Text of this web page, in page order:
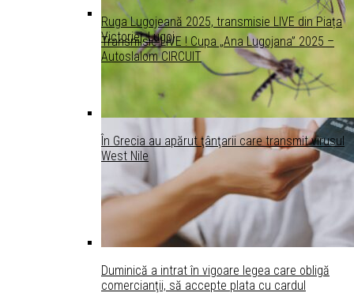
Duminică a intrat în vigoare legea care obligă
comercianţii, să accepte plata cu cardul
În Grecia au apărut ţânţarii care transmit virusul
West Nile
Transmisie LIVE ! Cupa „Ana Lugojana” 2025 –
Autoslalom CIRCUIT
Ruga Lugojeană 2025, transmisie LIVE din Piața
Victoriei, Lugoj